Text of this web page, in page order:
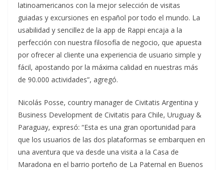
latinoamericanos con la mejor selección de visitas
guiadas y excursiones en español por todo el mundo. La
usabilidad y sencillez de la app de Rappi encaja a la
perfección con nuestra filosofía de negocio, que apuesta
por ofrecer al cliente una experiencia de usuario simple y
fácil, apostando por la máxima calidad en nuestras más
de 90.000 actividades”, agregó.
Nicolás Posse, country manager de Civitatis Argentina y
Business Development de Civitatis para Chile, Uruguay &
Paraguay, expresó: “Esta es una gran oportunidad para
que los usuarios de las dos plataformas se embarquen en
una aventura que va desde una visita a la Casa de
Maradona en el barrio porteño de La Paternal en Buenos